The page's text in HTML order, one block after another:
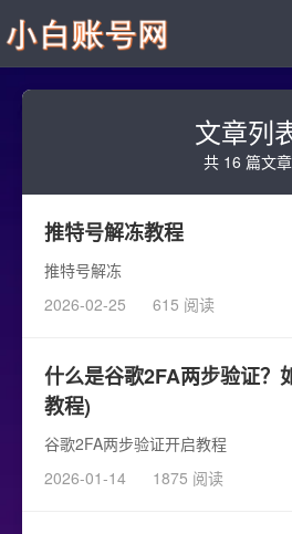
文章列
共 16 篇文章
推特号解冻教程
推特号解冻
2026-02-25
615 阅读
什么是谷歌2FA两步验证？
教程)
谷歌2FA两步验证开启教程
2026-01-14
1875 阅读